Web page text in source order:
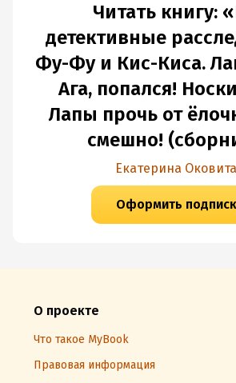
Читать книгу:
детективные
Фу-Фу и Кис-Киса.
Ага, попался!
Лапы прочь от
смешно!
Екатерина
Оформить
О проекте
Что такое MyBook
Правовая информация